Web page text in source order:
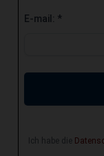
E-mail: *
Ich habe die